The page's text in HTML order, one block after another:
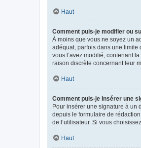
Haut
Comment puis-je modifier ou
À moins que vous ne soyez un
adéquat, parfois dans une limite
vous l’avez modifié, contenant
raison discrète concernant leur
Haut
Comment puis-je insérer une
Pour insérer une signature à un
depuis le formulaire de
de l’utilisateur. Si vous
Haut